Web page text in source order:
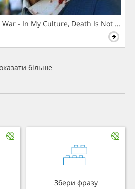
- In My Culture, Death Is Not The
більше
Збери фразу